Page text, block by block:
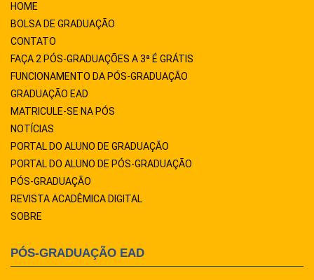
HOME
BOLSA DE GRADUAÇÃO
CONTATO
FAÇA 2 PÓS-GRADUAÇÕES A 3ª É GRÁTIS
FUNCIONAMENTO DA PÓS-GRADUAÇÃO
GRADUAÇÃO EAD
MATRICULE-SE NA PÓS
NOTÍCIAS
PORTAL DO ALUNO DE GRADUAÇÃO
PORTAL DO ALUNO DE PÓS-GRADUAÇÃO
PÓS-GRADUAÇÃO
REVISTA ACADÊMICA DIGITAL
SOBRE
PÓS-GRADUAÇÃO EAD